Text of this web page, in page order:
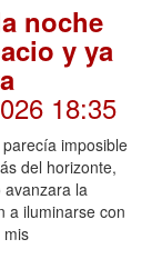
noche
y ya
18:35
imposible
del horizonte,
la
a iluminarse con
mis